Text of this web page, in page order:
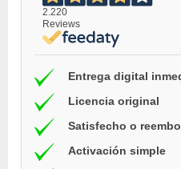
2.220
Reviews
Entrega digital
Licencia original
Satisfecho o
Activación simple